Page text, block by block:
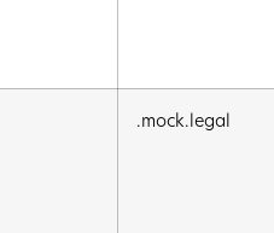
.mock.legal